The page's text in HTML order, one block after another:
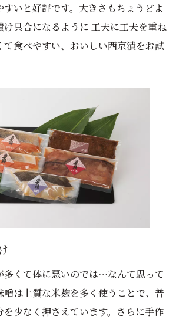
すいと好評です。大きさもちょうどよ
け具合になるように 工夫に工夫を重ね
て食べやすい、おいしい西京漬をお試
多くて体に悪いのでは…なんて思って
噌は上質な米麹を多く使うことで、普
少なく押さえています。さらに手作